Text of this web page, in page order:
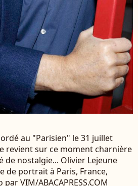
au "Parisien" le 31 juillet
revient sur ce moment charnière
de nostalgie... Olivier Lejeune
de portrait à Paris, France,
VIM/ABACAPRESS.COM